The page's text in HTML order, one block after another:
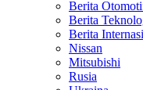
Berita
Berita
Berita
Nissan
Mitsubishi
Rusia